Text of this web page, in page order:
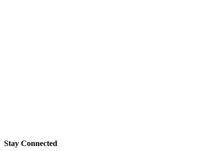
Stay Connected